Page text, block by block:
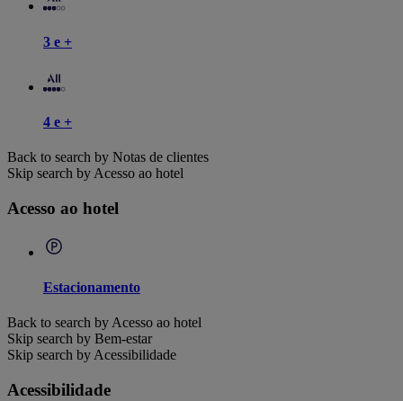
3 e +
4 e +
Back to search by Notas de clientes
Skip search by Acesso ao hotel
Acesso ao hotel
Estacionamento
Back to search by Acesso ao hotel
Skip search by Bem-estar
Skip search by Acessibilidade
Acessibilidade